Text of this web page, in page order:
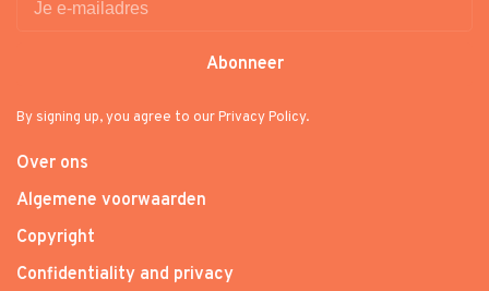
Abonneer
By signing up, you agree to our Privacy Policy.
Over ons
Algemene voorwaarden
Copyright
Confidentiality and privacy